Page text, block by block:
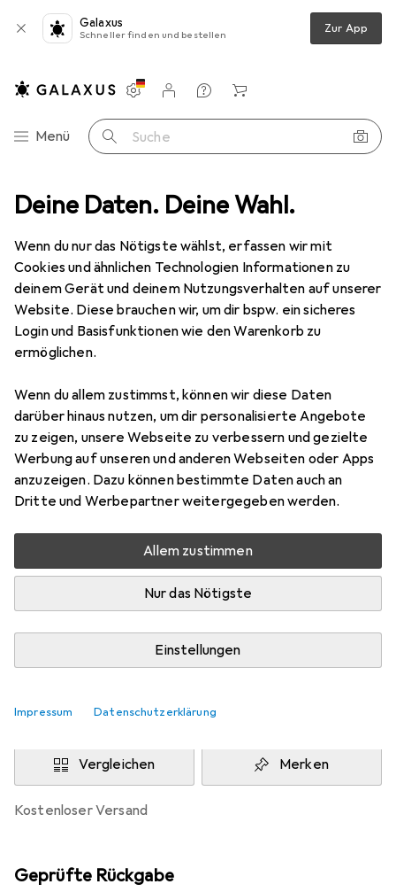
Deine Daten. Deine Wahl.
Wenn du nur das Nötigste wählst, erfassen wir mit
Cookies und ähnlichen Technologien Informationen zu
deinem Gerät und deinem Nutzungsverhalten auf unserer
Website. Diese brauchen wir, um dir bspw. ein sicheres
Login und Basisfunktionen wie den Warenkorb zu
ermöglichen.
Wenn du allem zustimmst, können wir diese Daten
darüber hinaus nutzen, um dir personalisierte Angebote
zu zeigen, unsere Webseite zu verbessern und gezielte
Werbung auf unseren und anderen Webseiten oder Apps
anzuzeigen. Dazu können bestimmte Daten auch an
Dritte und Werbepartner weitergegeben werden.
Allem zustimmen
Nur das Nötigste
Einstellungen
Impressum Datenschutzerklärung
Galaxus
Schneller finden und bestellen Zur App
Navigation nach Kategorien
Menü Suche
Einstellungen
Kundenkonto
Vergleichslisten
Merklisten
Warenkorb
Scannen Barcode Scanner Zebra MP7000 SCANNER/WAAGE
9 Bilder
−70% GEPRÜFTE RÜCKGABE
ZebraMP7000 SCANNER/WAAGE
1D-Barcodes, 2D-Barcodes
Preis in EUR inkl. MwSt.
EUR
390,67
Bewertungen Marke
Lieferort angeben für genaue Lieferzeit
Geprüft von Galaxus i
In den Warenkorb
Vergleichen Merken
kostenloser Versand
Geprüfte Rückgabe